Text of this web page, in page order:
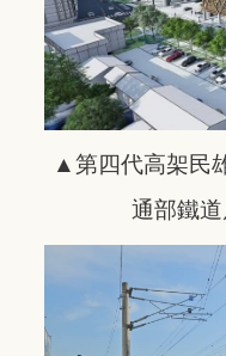
▲第四代高架民
通部鐵道